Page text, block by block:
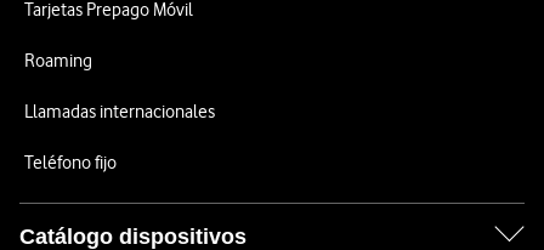
Tarjetas Prepago Móvil
Roaming
Llamadas internacionales
Teléfono fijo
Catálogo dispositivos